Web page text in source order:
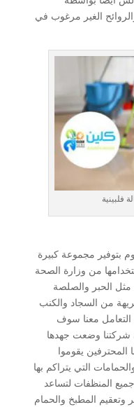
الغير مرغوب في
فلبينية
بتوفير مجموعة كبيرة
من وزارة الصحة
الحبر والصلصة
من السجاد والكنب
التعامل معنا سوف
شركتنا وضعت جهدها
يقوموا
التي يتراكم بها
المنظفات لتساعد
وتعقيم المطبخ والحمام